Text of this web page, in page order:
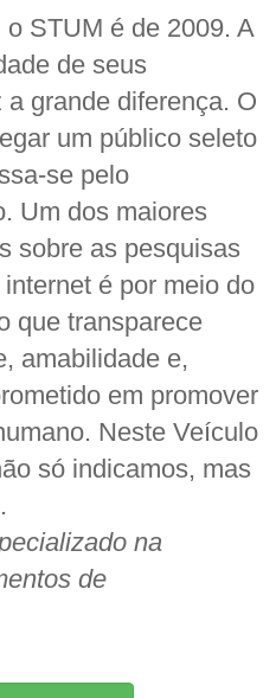
STUM é de 2009. A
de seus
grande diferença. O
um público seleto
se pelo
Um dos maiores
sobre as pesquisas
é por meio do
que transparece
amabilidade e,
em promover
Neste Veículo
só indicamos, mas
na
de